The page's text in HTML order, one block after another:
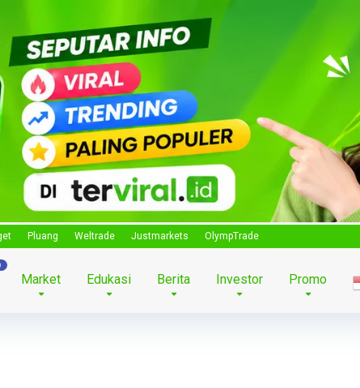
Pluang Weltrade Justmarkets OlympTrade
Market Edukasi Berita Investor Promo